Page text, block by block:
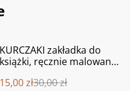
%
KURCZAKI zakładka do
książki, ręcznie malowana
15,00 zł30,00 zł